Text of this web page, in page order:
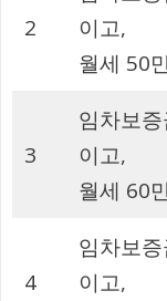
2
이고,
월세 50
3
임차보
이고,
월세 60
4
임차보
이고,